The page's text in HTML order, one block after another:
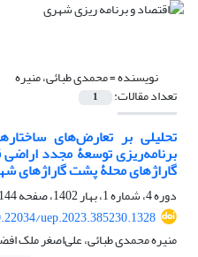
نویسنده =محمدی طبائی، منیره
تعداد مقالات: 1
تحلیلی بر تعارض‌‏های
برنامه‌ریزی توسعۀ مجدد اراضی
گاراژهای محلۀ پشت گاراژهای
دوره 4، شماره 1، بهار 1402، صفحه
144-157
uep.2023.385230.1328
منیره محمدی طبائی، علی‌اصغر ملک